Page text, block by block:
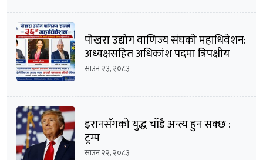
पोखरा उद्योग वाणिज्य संघको महाधिवेशन:
अध्यक्षसहित अधिकांश पदमा त्रिपक्षीय
भिडन्तको सम्भावना
साउन २३, २०८३
इरानसँगको युद्ध चाँडै अन्त्य हुन सक्छ :
ट्रम्प
साउन २२, २०८३